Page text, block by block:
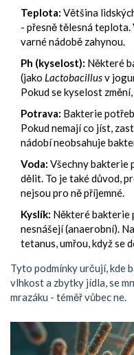
Teplota: Většina
- přesně tělesná teplota.
varné nádobě zahynou.
Ph (kyselost): Některé
(jako Lactobacillusv
Pokud se kyselost
Potrava: Bakterie
Pokud nemají co jíst,
nádobí neobsahuje
Voda: Všechny bakterie
dělit. To je také důvod,
nejsou pro ně příjemné.
Kyslík: Některé bakterie
nesnášejí (anaerobní).
tetanus, umřou, když se
Tyto podmínky určují, kde
vlhkost a zbytky jídla, se
mrazáku - téměř vůbec ne.